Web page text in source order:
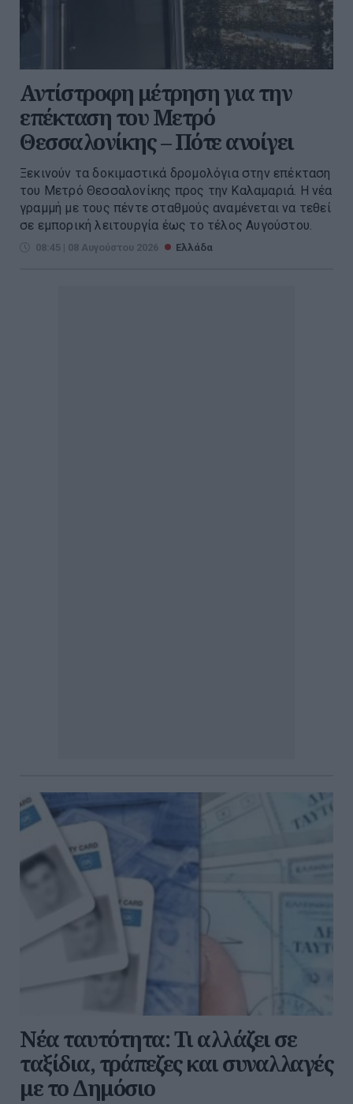
Αντίστροφη μέτρηση για την
επέκταση του Μετρό
Θεσσαλονίκης – Πότε ανοίγει
Ξεκινούν τα δοκιμαστικά δρομολόγια στην επέκταση
του Μετρό Θεσσαλονίκης προς την Καλαμαριά. Η νέα
γραμμή με τους πέντε σταθμούς αναμένεται να τεθεί
σε εμπορική λειτουργία έως το τέλος Αυγούστου.
08:45 | 08 Αυγούστου 2026 Ελλάδα
Νέα ταυτότητα: Τι αλλάζει σε
ταξίδια, τράπεζες και συναλλαγές
με το Δημόσιο